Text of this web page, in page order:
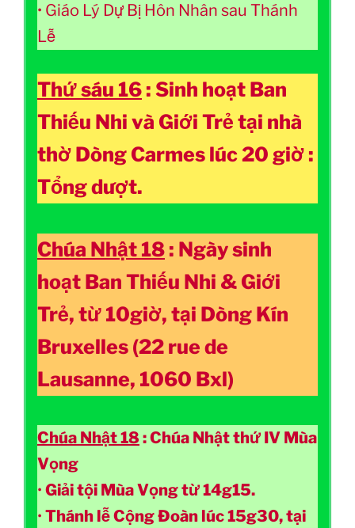
• Giáo Lý Dự Bị Hôn Nhân sau Thánh
Lễ
Thứ sáu 16 : Sinh hoạt Ban
Thiếu Nhi và Giới Trẻ tại nhà
thờ Dòng Carmes lúc 20 giờ :
Tổng dượt.
Chúa Nhật 18 : Ngày sinh
hoạt Ban Thiếu Nhi & Giới
Trẻ, từ 10giờ, tại Dòng Kín
Bruxelles (22 rue de
Lausanne, 1060 Bxl)
Chúa Nhật 18 : Chúa Nhật thứ IV Mùa
Vọng
• Giải tội Mùa Vọng từ 14g15.
• Thánh lễ Cộng Đoàn lúc 15g30, tại